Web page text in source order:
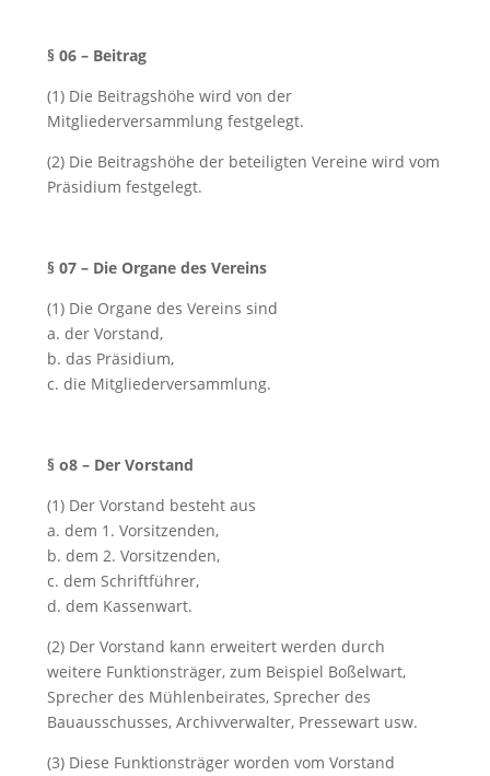
§ 06 – Beitrag
(1) Die Beitragshöhe wird von der
Mitgliederversammlung festgelegt.
(2) Die Beitragshöhe der beteiligten Vereine wird vom
Präsidium festgelegt.
§ 07 – Die Organe des Vereins
(1) Die Organe des Vereins sind
a. der Vorstand,
b. das Präsidium,
c. die Mitgliederversammlung.
§ o8 – Der Vorstand
(1) Der Vorstand besteht aus
a. dem 1. Vorsitzenden,
b. dem 2. Vorsitzenden,
c. dem Schriftführer,
d. dem Kassenwart.
(2) Der Vorstand kann erweitert werden durch
weitere Funktionsträger, zum Beispiel Boßelwart,
Sprecher des Mühlenbeirates, Sprecher des
Bauausschusses, Archivverwalter, Pressewart usw.
(3) Diese Funktionsträger worden vom Vorstand